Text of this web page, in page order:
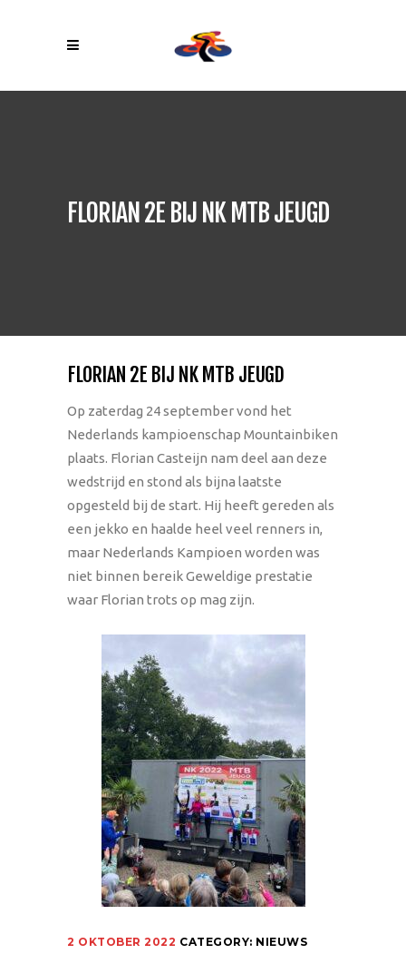
FLORIAN 2E BIJ NK MTB JEUGD
FLORIAN 2E BIJ NK MTB JEUGD
Op zaterdag 24 september vond het
Nederlands kampioenschap Mountainbiken
plaats. Florian Casteijn nam deel aan deze
wedstrijd en stond als bijna laatste
opgesteld bij de start. Hij heeft gereden als
een jekko en haalde heel veel renners in,
maar Nederlands Kampioen worden was
niet binnen bereik Geweldige prestatie
waar Florian trots op mag zijn.
2 OKTOBER 2022 CATEGORY: NIEUWS